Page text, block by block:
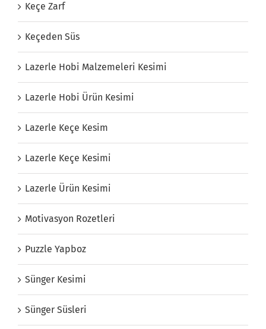
Keçe Zarf
Keçeden Süs
Lazerle Hobi Malzemeleri Kesimi
Lazerle Hobi Ürün Kesimi
Lazerle Keçe Kesim
Lazerle Keçe Kesimi
Lazerle Ürün Kesimi
Motivasyon Rozetleri
Puzzle Yapboz
Sünger Kesimi
Sünger Süsleri